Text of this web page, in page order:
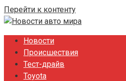
Перейти к контенту
Новости
Происшествия
Тест-драйв
Toyota